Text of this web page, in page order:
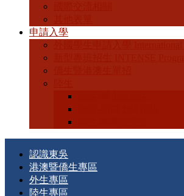
申請入學
認識東吳
港澳暨僑生專區
外生專區
陸生專區